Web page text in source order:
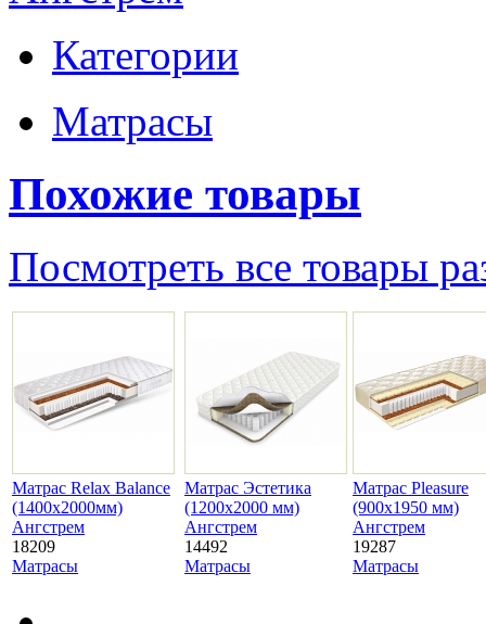
Категории
Матрасы
Похожие товары
Посмотреть все товары
Матрас Relax Balance
(1400х2000мм)
Ангстрем
18209
Матрасы
Матрас Эстетика
(1200х2000 мм)
Ангстрем
14492
Матрасы
Матрас Pleasure
(900х1950 мм)
Ангстрем
19287
Матрасы